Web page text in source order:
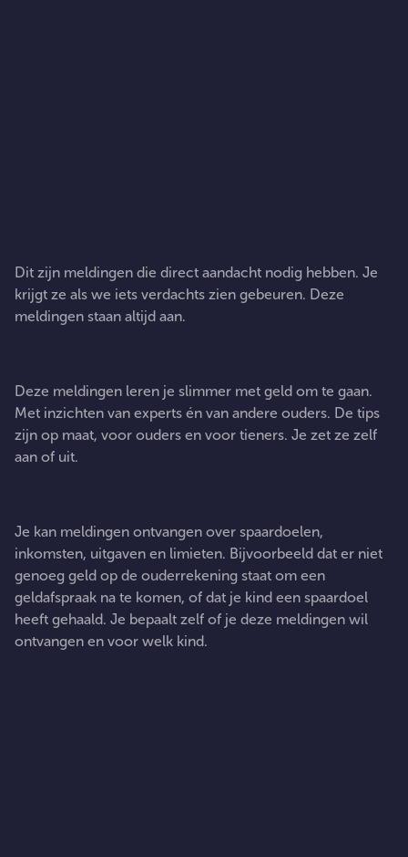
Dit zijn meldingen die direct aandacht nodig hebben. Je
krijgt ze als we iets verdachts zien gebeuren. Deze
meldingen staan altijd aan.
Deze meldingen leren je slimmer met geld om te gaan.
Met inzichten van experts én van andere ouders. De tips
zijn op maat, voor ouders en voor tieners. Je zet ze zelf
aan of uit.
Je kan meldingen ontvangen over spaardoelen,
inkomsten, uitgaven en limieten. Bijvoorbeeld dat er niet
genoeg geld op de ouderrekening staat om een
geldafspraak na te komen, of dat je kind een spaardoel
heeft gehaald. Je bepaalt zelf of je deze meldingen wil
ontvangen en voor welk kind.